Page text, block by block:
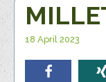
18 April 2023